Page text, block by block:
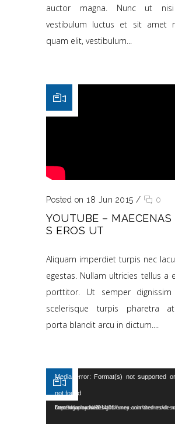
auctor magna. Nunc ut
vestibulum luctus et sit amet
quam elit, vestibulum...
Posted on 18 Jun 2015 / 0
YOUTUBE –
S EROS UT
Aliquam imperdiet turpis nec
egestas. Nullam ultricies tellus a
porttitor. Ut semper
scelerisque turpis pharetra
porta blandit arcu in dictum....
Reproductor de vídeo
Media error: Format(s) not supported
not found
Descargar archivo: http://dummy.wedesignthemes.com/themes/dt-super/wp-content/uploads/2014/01/funny-